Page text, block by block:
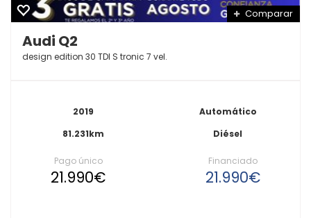
Comparar
Audi Q2
design edition 30 TDI S tronic 7 vel.
2019
81.231km
Automático
Diésel
Pago único
21.990€
Financiado
21.990€